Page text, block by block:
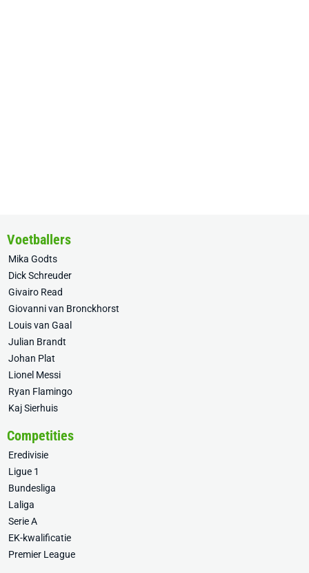
Voetballers
Mika Godts
Dick Schreuder
Givairo Read
Giovanni van Bronckhorst
Louis van Gaal
Julian Brandt
Johan Plat
Lionel Messi
Ryan Flamingo
Kaj Sierhuis
Competities
Eredivisie
Ligue 1
Bundesliga
Laliga
Serie A
EK-kwalificatie
Premier League